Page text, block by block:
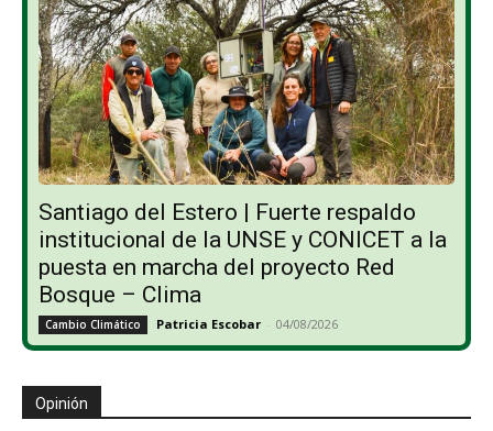
Santiago del Estero | Fuerte respaldo
institucional de la UNSE y CONICET a la
puesta en marcha del proyecto Red
Bosque – Clima
Cambio Climático Patricia Escobar - 04/08/2026
Opinión